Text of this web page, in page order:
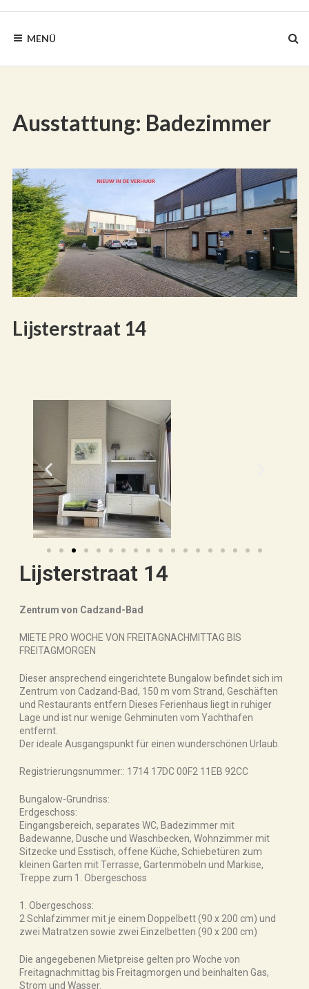
MENÜ
Ausstattung: Badezimmer
Lijsterstraat 14
Lijsterstraat 14
Zentrum von Cadzand-Bad
MIETE PRO WOCHE VON FREITAGNACHMITTAG BIS
FREITAGMORGEN
Dieser ansprechend eingerichtete Bungalow befindet sich im
Zentrum von Cadzand-Bad, 150 m vom Strand, Geschäften
und Restaurants entfern Dieses Ferienhaus liegt in ruhiger
Lage und ist nur wenige Gehminuten vom Yachthafen
entfernt.
Der ideale Ausgangspunkt für einen wunderschönen Urlaub.
Registrierungsnummer:: 1714 17DC 00F2 11EB 92CC
Bungalow-Grundriss:
Erdgeschoss:
Eingangsbereich, separates WC, Badezimmer mit
Badewanne, Dusche und Waschbecken, Wohnzimmer mit
Sitzecke und Esstisch, offene Küche, Schiebetüren zum
kleinen Garten mit Terrasse, Gartenmöbeln und Markise,
Treppe zum 1. Obergeschoss
1. Obergeschoss:
2 Schlafzimmer mit je einem Doppelbett (90 x 200 cm) und
zwei Matratzen sowie zwei Einzelbetten (90 x 200 cm)
Die angegebenen Mietpreise gelten pro Woche von
Freitagnachmittag bis Freitagmorgen und beinhalten Gas,
Strom und Wasser.